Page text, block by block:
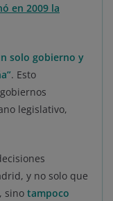
en 2009 la
solo gobierno y
. Esto
legislativo,
y no solo que
sino tampoco